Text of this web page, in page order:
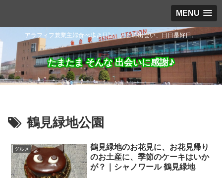
MENU
アラフィフ兼業主婦食べ歩き日記。人との出会い、日日是好日。
たまたま そんな 出会いに感謝♪
鶴見緑地公園
グルメ
鶴見緑地のお花見に、お花見帰り
のお土産に、季節のケーキはいか
が？｜シャノワール 鶴見緑地